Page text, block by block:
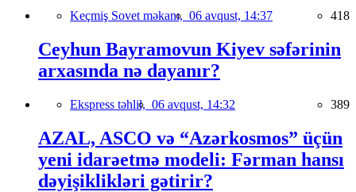
Keçmiş Sovet məkanı, 06 avqust, 14:37 418
Ceyhun Bayramovun Kiyev səfərinin
arxasında nə dayanır?
Ekspress təhlil, 06 avqust, 14:32 389
AZAL, ASCO və “Azərkosmos” üçün
yeni idarəetmə modeli: Fərman hansı
dəyişiklikləri gətirir?